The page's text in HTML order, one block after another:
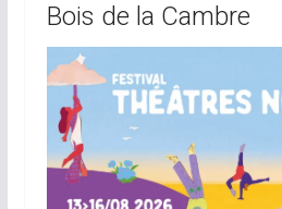
Bois de la Cambre